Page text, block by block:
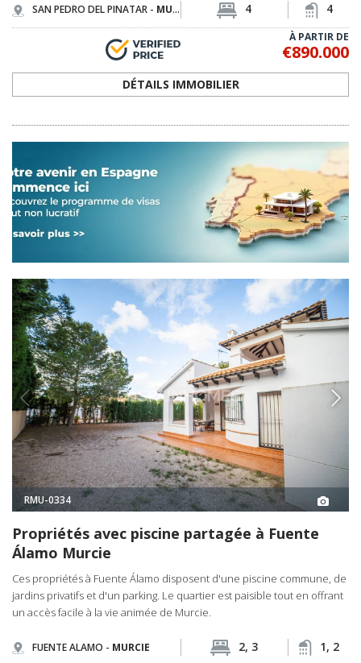
SAN PEDRO DEL PINATAR - MURCIE 4 4
À PARTIR DE
€890.000
DÉTAILS IMMOBILIER
RMU-0334
Propriétés avec piscine partagée à Fuente
Álamo Murcie
Ces propriétés à Fuente Álamo disposent d'une piscine commune, de
jardins privatifs et d'un parking. Le quartier est paisible tout en offrant
un accès facile à la vie animée de Murcie.
FUENTE ALAMO - MURCIE 2, 3 1, 2